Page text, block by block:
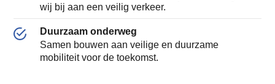
wij bij aan een veilig verkeer.
Duurzaam onderweg
Samen bouwen aan veilige en duurzame
mobiliteit voor de toekomst.